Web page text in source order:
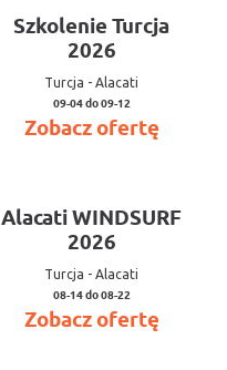
Szkolenie Turcja
2026
Turcja - Alacati
09-04 do 09-12
Zobacz ofertę
Alacati WINDSURF
2026
Turcja - Alacati
08-14 do 08-22
Zobacz ofertę